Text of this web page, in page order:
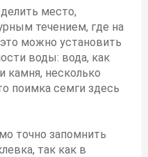
место,
течением, где на
можно установить
воды: вода, как
камня, несколько
поимка семги здесь
точно запомнить
так как в